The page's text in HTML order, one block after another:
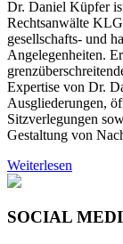
Dr. Daniel Küpfer
Rechtsanwälte
gesellschafts- und
Angelegenheiten.
Expertise von Dr.
Ausgliederungen,
Sitzverlegungen
Gestaltung von
Weiterlesen
SOCIAL